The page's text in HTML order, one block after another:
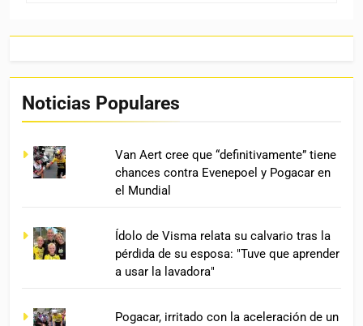
Noticias Populares
Van Aert cree que “definitivamente” tiene
chances contra Evenepoel y Pogacar en
el Mundial
Ídolo de Visma relata su calvario tras la
pérdida de su esposa: "Tuve que aprender
a usar la lavadora"
Pogacar, irritado con la aceleración de un